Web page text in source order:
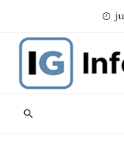
content